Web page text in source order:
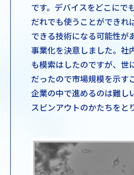
です。デバイスをどこにで
だれでも使うことができれ
できる技術になる可能性が
事業化を決意しました。社
も模索はしたのですが、世
だったので市場規模を示す
企業の中で進めるのは難し
スピンアウトのかたちをと